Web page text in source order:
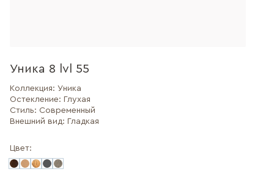
Уника 8 lvl 55
Коллекция: Уника
Остекление: Глухая
Стиль: Современный
Внешний вид: Гладкая
Цвет: